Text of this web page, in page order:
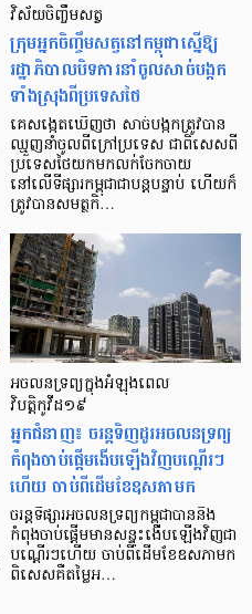
វិស័យចិញ្ចឹមសត្វ
ក្រុមអ្នកចិញ្ចឹមសត្វនៅកម្ពុជាស្នើឱ្យ
រដ្ឋាភិបាលបិទការនាំចូលសាច់បង្កក
ទាំងស្រុងពីប្រទេសថៃ
គេសង្កេតឃើញថា សាច់បង្កកត្រូវបាន
ឈ្មួញនាំចូលពីក្រៅប្រទេស ជាពិសេសពី
ប្រទេសថៃយកមកលក់ចែកចាយ
នៅលើទីផ្សារកម្ពុជាជាបន្តបន្ទាប់ ហើយក៏
ត្រូវបានសមត្ថកិ…
អចលនទ្រព្យ​ក្នុង​អំឡុងពេល​
វិបត្តិកូវីដ១៩
អ្នកជំនាញ៖ ចរន្ដ​ទិញ​ដូរ​អចលនទ្រព្យ​
កំពុង​ចាប់ផ្ដើម​ងើប​ឡើងវិញ​បណ្ដើរៗ​
ហើយ ចាប់ពី​ដើម​ខែ​ឧសភា​មក
ចរន្ដ​ទីផ្សារ​អចលនទ្រព្យ​កម្ពុជា​បាន​និង​
កំពុង​ចាប់ផ្តើម​មាន​សន្ទុះ​ងើប​ឡើង​វិញ​ជា​
បណ្តើរៗ​ហើយ ចាប់ពី​ដើម​ខែ​ឧសភា​មក
ពិសេស​គឺ​តម្លៃ​អ…